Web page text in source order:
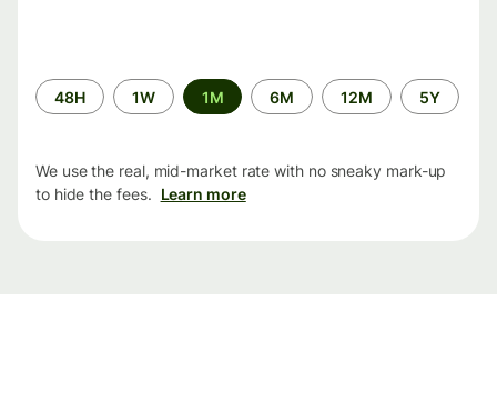
Time
period
48H 1W 1M 6M 12M 5Y
We use the real, mid-market rate with no sneaky mark-up
to hide the fees. Learn more